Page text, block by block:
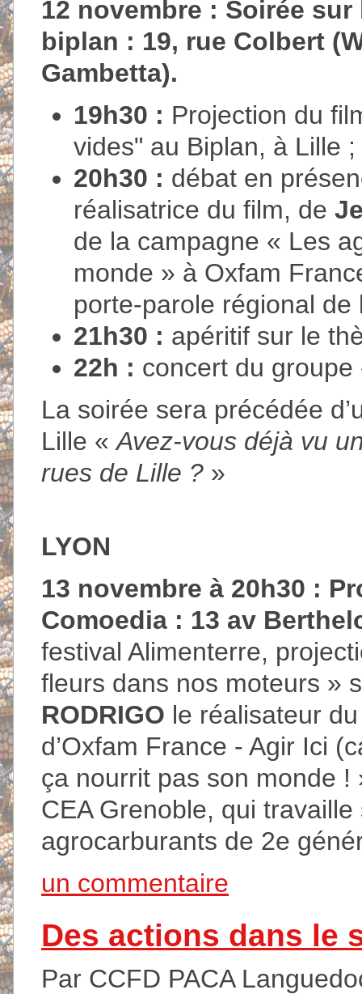
12 novembre : Soirée
biplan : 19, rue Colbert
Gambetta).
19h30 : Projection du
vides" au Biplan, à Lille ;
20h30 : débat en
réalisatrice du film, de
de la campagne « Les
monde » à Oxfam
porte-parole régional
21h30 : apéritif sur le
22h : concert du
La soirée sera précédée
Lille «Avez-vous déjà vu
rues de Lille ? »
LYON
13 novembre à 20h30 :
Comoedia : 13 av
festival Alimenterre,
fleurs dans nos moteurs »
RODRIGO le réalisateur
d’Oxfam France - Agir Ici
ça nourrit pas son monde
CEA Grenoble, qui travaille
agrocarburants de 2e
un commentaire
Des actions dans le
Par CCFD PACA